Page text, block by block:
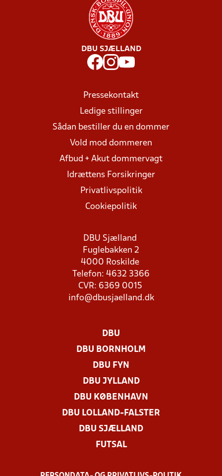
DBU SJÆLLAND
Pressekontakt
Ledige stillinger
Sådan bestiller du en dommer
Vold mod dommeren
Afbud + Akut dommervagt
Idrættens Forsikringer
Privatlivspolitik
Cookiepolitik
DBU Sjælland
Fuglebakken 2
4000 Roskilde
Telefon: 4632 3366
CVR: 6369 0015
info@dbusjaelland.dk
DBU
DBU BORNHOLM
DBU FYN
DBU JYLLAND
DBU KØBENHAVN
DBU LOLLAND-FALSTER
DBU SJÆLLAND
FUTSAL